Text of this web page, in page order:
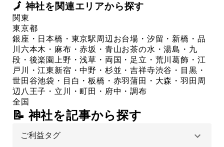
🗾神社を関連エリアから探す
関東
東京都
銀座・日本橋・東京駅周辺 お台場・汐留・新橋・品
川 六本木・麻布・赤坂・青山お茶の水・湯島・九
段・後楽園 上野・浅草・両国・足立・荒川葛飾・江
戸川・江東新宿・中野・杉並・吉祥寺渋谷・目黒・
世田谷池袋・目白・板橋・赤羽蒲田・大森・羽田周
辺 八王子・立川・町田・府中・調布
全国
📝 神社を記事から探す
ご利益タグ